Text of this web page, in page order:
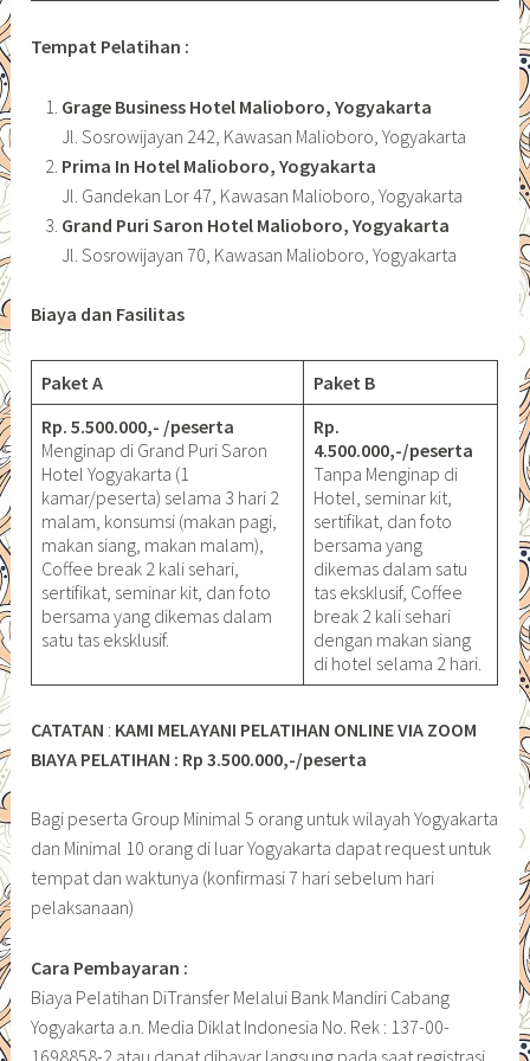
Tempat Pelatihan :
Grage Business Hotel Malioboro, Yogyakarta
Jl. Sosrowijayan 242, Kawasan Malioboro, Yogyakarta
Prima In Hotel Malioboro, Yogyakarta
Jl. Gandekan Lor 47, Kawasan Malioboro, Yogyakarta
Grand Puri Saron Hotel Malioboro, Yogyakarta
Jl. Sosrowijayan 70, Kawasan Malioboro, Yogyakarta
Biaya dan Fasilitas
Paket A
Paket B
Rp. 5.500.000,- /peserta
Menginap di Grand Puri Saron
Hotel Yogyakarta (1
kamar/peserta) selama 3 hari 2
malam, konsumsi (makan pagi,
makan siang, makan malam),
Coffee break 2 kali sehari,
sertifikat, seminar kit, dan foto
bersama yang dikemas dalam
satu tas eksklusif.
Rp.
4.500.000,-/peserta
Tanpa Menginap di
Hotel, seminar kit,
sertifikat, dan foto
bersama yang
dikemas dalam satu
tas eksklusif, Coffee
break 2 kali sehari
dengan makan siang
di hotel selama 2 hari.
CATATAN : KAMI MELAYANI PELATIHAN ONLINE VIA ZOOM
BIAYA PELATIHAN : Rp 3.500.000,-/peserta
Bagi peserta Group Minimal 5 orang untuk wilayah Yogyakarta
dan Minimal 10 orang di luar Yogyakarta dapat request untuk
tempat dan waktunya (konfirmasi 7 hari sebelum hari
pelaksanaan)
Cara Pembayaran :
Biaya Pelatihan DiTransfer Melalui Bank Mandiri Cabang
Yogyakarta a.n. Media Diklat Indonesia No. Rek : 137-00-
1698858-2 atau dapat dibayar langsung pada saat registrasi